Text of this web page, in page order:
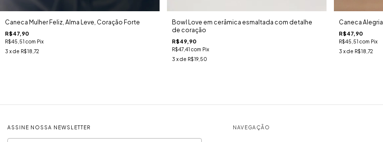
Caneca Mulher Feliz, Alma Leve, Coração Forte
R$47,90
R$45,51 com Pix
3 x de R$18,72
Bowl Love em cerâmica esmaltada com detalhe
de coração
R$49,90
R$47,41 com Pix
3 x de R$19,50
Caneca Alegria
R$47,90
R$45,51 com Pix
3 x de R$18,72
ASSINE NOSSA NEWSLETTER NAVEGAÇÃO